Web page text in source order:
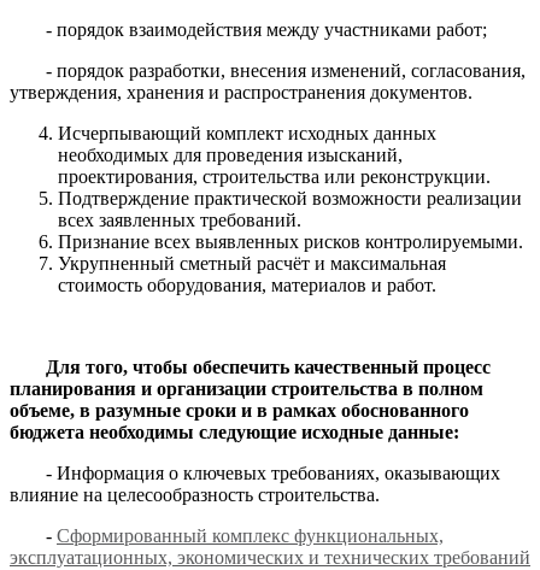
- порядок взаимодействия между участниками работ;
- порядок разработки, внесения изменений, согласования,
утверждения, хранения и распространения документов.
Исчерпывающий комплект исходных данных
необходимых для проведения изысканий,
проектирования, строительства или реконструкции.
Подтверждение практической возможности реализации
всех заявленных требований.
Признание всех выявленных рисков контролируемыми.
Укрупненный сметный расчёт и максимальная
стоимость оборудования, материалов и работ.
Для того, чтобы обеспечить качественный процесс
планирования и организации строительства в полном
объеме, в разумные сроки и в рамках обоснованного
бюджета необходимы следующие исходные данные:
- Информация о ключевых требованиях, оказывающих
влияние на целесообразность строительства.
- Сформированный комплекс функциональных,
эксплуатационных, экономических и технических требований